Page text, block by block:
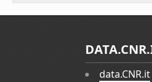
data.CNR.it